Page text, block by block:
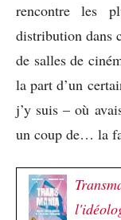
rencontre les
distribution dans
de salles de
la part d’un
j’y suis – où
un coup de… la